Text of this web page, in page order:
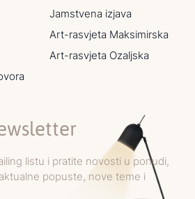
Jamstvena izjava
Art-rasvjeta Maksimirska
Art-rasvjeta Ozaljska
listu i pratite novosti u ponudi,
popuste, nove teme i